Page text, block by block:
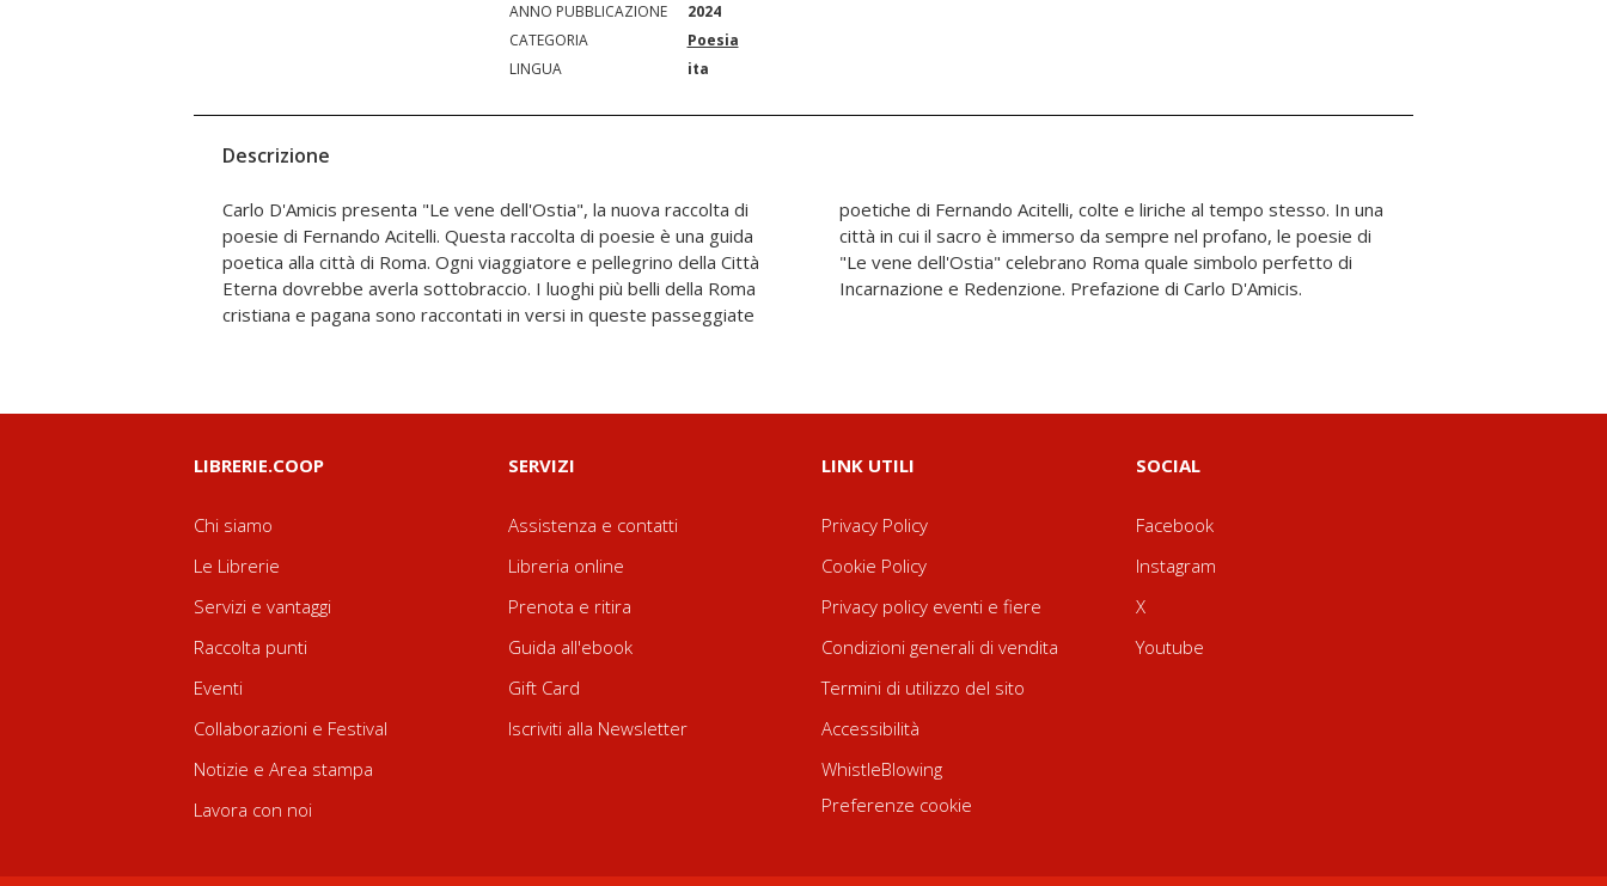
ANNO PUBBLICAZIONE
2024
CATEGORIA
Poesia
LINGUA
ita
Descrizione
Carlo D'Amicis presenta "Le vene dell'Ostia", la nuova raccolta di
poesie di Fernando Acitelli. Questa raccolta di poesie è una guida
poetica alla città di Roma. Ogni viaggiatore e pellegrino della Città
Eterna dovrebbe averla sottobraccio. I luoghi più belli della Roma
cristiana e pagana sono raccontati in versi in queste passeggiate
poetiche di Fernando Acitelli, colte e liriche al tempo stesso. In una
città in cui il sacro è immerso da sempre nel profano, le poesie di
"Le vene dell'Ostia" celebrano Roma quale simbolo perfetto di
Incarnazione e Redenzione. Prefazione di Carlo D'Amicis.
LIBRERIE.COOP
Chi siamo
Le Librerie
Servizi e vantaggi
Raccolta punti
Eventi
Collaborazioni e Festival
Notizie e Area stampa
Lavora con noi
SERVIZI
Assistenza e contatti
Libreria online
Prenota e ritira
Guida all'ebook
Gift Card
Iscriviti alla Newsletter
LINK UTILI
Privacy Policy
Cookie Policy
Privacy policy eventi e fiere
Condizioni generali di vendita
Termini di utilizzo del sito
Accessibilità
WhistleBlowing
Preferenze cookie
SOCIAL
Facebook
Instagram
X
Youtube